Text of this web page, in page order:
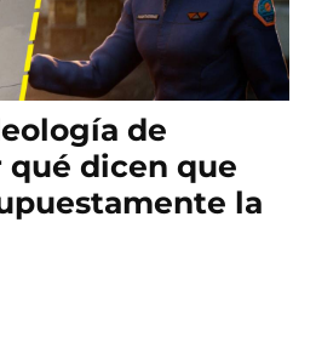
de
qué dicen que
la